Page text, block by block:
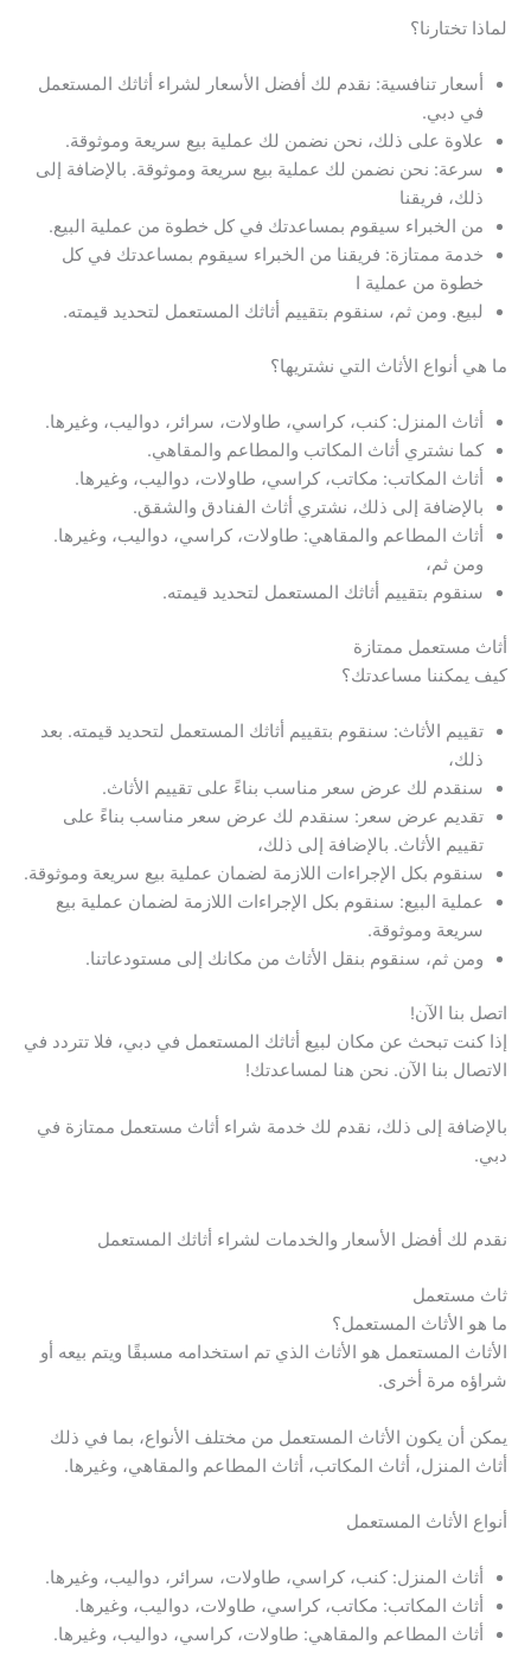
لماذا تختارنا؟
أسعار تنافسية: نقدم لك أفضل الأسعار لشراء أثاثك المستعمل
في دبي.
علاوة على ذلك، نحن نضمن لك عملية بيع سريعة وموثوقة.
سرعة: نحن نضمن لك عملية بيع سريعة وموثوقة. بالإضافة إلى
ذلك، فريقنا
من الخبراء سيقوم بمساعدتك في كل خطوة من عملية البيع.
خدمة ممتازة: فريقنا من الخبراء سيقوم بمساعدتك في كل
خطوة من عملية ا
لبيع. ومن ثم، سنقوم بتقييم أثاثك المستعمل لتحديد قيمته.
ما هي أنواع الأثاث التي نشتريها؟
أثاث المنزل: كنب، كراسي، طاولات، سرائر، دواليب، وغيرها.
كما نشتري أثاث المكاتب والمطاعم والمقاهي.
أثاث المكاتب: مكاتب، كراسي، طاولات، دواليب، وغيرها.
بالإضافة إلى ذلك، نشتري أثاث الفنادق والشقق.
أثاث المطاعم والمقاهي: طاولات، كراسي، دواليب، وغيرها.
ومن ثم،
سنقوم بتقييم أثاثك المستعمل لتحديد قيمته.
أثاث مستعمل ممتازة
كيف يمكننا مساعدتك؟
تقييم الأثاث: سنقوم بتقييم أثاثك المستعمل لتحديد قيمته. بعد
ذلك،
سنقدم لك عرض سعر مناسب بناءً على تقييم الأثاث.
تقديم عرض سعر: سنقدم لك عرض سعر مناسب بناءً على
تقييم الأثاث. بالإضافة إلى ذلك،
سنقوم بكل الإجراءات اللازمة لضمان عملية بيع سريعة وموثوقة.
عملية البيع: سنقوم بكل الإجراءات اللازمة لضمان عملية بيع
سريعة وموثوقة.
ومن ثم، سنقوم بنقل الأثاث من مكانك إلى مستودعاتنا.
اتصل بنا الآن!
إذا كنت تبحث عن مكان لبيع أثاثك المستعمل في دبي، فلا تتردد في
الاتصال بنا الآن. نحن هنا لمساعدتك!
بالإضافة إلى ذلك، نقدم لك خدمة شراء أثاث مستعمل ممتازة في
دبي.
نقدم لك أفضل الأسعار والخدمات لشراء أثاثك المستعمل
ثاث مستعمل
ما هو الأثاث المستعمل؟
الأثاث المستعمل هو الأثاث الذي تم استخدامه مسبقًا ويتم بيعه أو
شراؤه مرة أخرى.
يمكن أن يكون الأثاث المستعمل من مختلف الأنواع، بما في ذلك
أثاث المنزل، أثاث المكاتب، أثاث المطاعم والمقاهي، وغيرها.
أنواع الأثاث المستعمل
أثاث المنزل: كنب، كراسي، طاولات، سرائر، دواليب، وغيرها.
أثاث المكاتب: مكاتب، كراسي، طاولات، دواليب، وغيرها.
أثاث المطاعم والمقاهي: طاولات، كراسي، دواليب، وغيرها.